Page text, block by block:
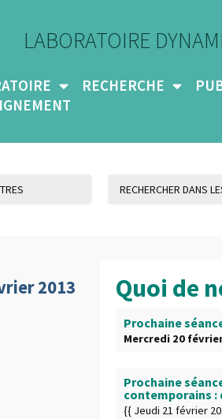
LABORATOIRE
RECHERCHE
2013 Quoi de
Prochaine
Mercredi 20
Prochaine
contemporains :
{{ Jeudi 21 février